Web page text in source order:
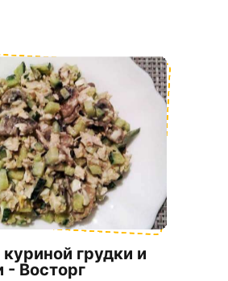
грудки и
Восторг